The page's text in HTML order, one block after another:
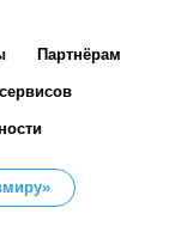
Партнёрам